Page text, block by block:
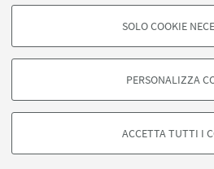
COOKIE DI PROFILAZIONE -
degli utenti, creare profili in base al loro
di marketing.
Google/Youtube Video
SOLO COOKIE
PERSONALIZZA
ACCETTA TUTTI I
©Copyright 2026 - ALMA MATER
Bologna - Via Zamboni, 33 - 40126
80007010376
Privacy
Note legali
Informazioni
Impostazioni